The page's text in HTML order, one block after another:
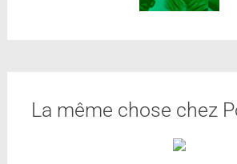
La même chose chez